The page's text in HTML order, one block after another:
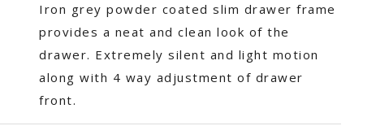
Iron grey powder coated slim drawer frame
provides a neat and clean look of the
drawer. Extremely silent and light motion
along with 4 way adjustment of drawer
front.